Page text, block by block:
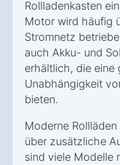
Rollladenkasten
Motor wird häufig
Stromnetz
auch Akku- und
erhältlich, die eine
Unabhängigkeit
bieten.
Moderne
über zusätzliche
sind viele Modelle